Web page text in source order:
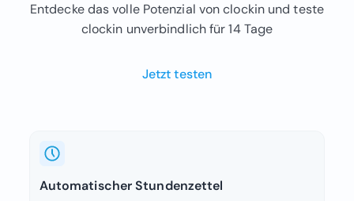
Entdecke das volle Potenzial von clockin und teste
clockin unverbindlich für 14 Tage
Jetzt testen
Automatischer Stundenzettel